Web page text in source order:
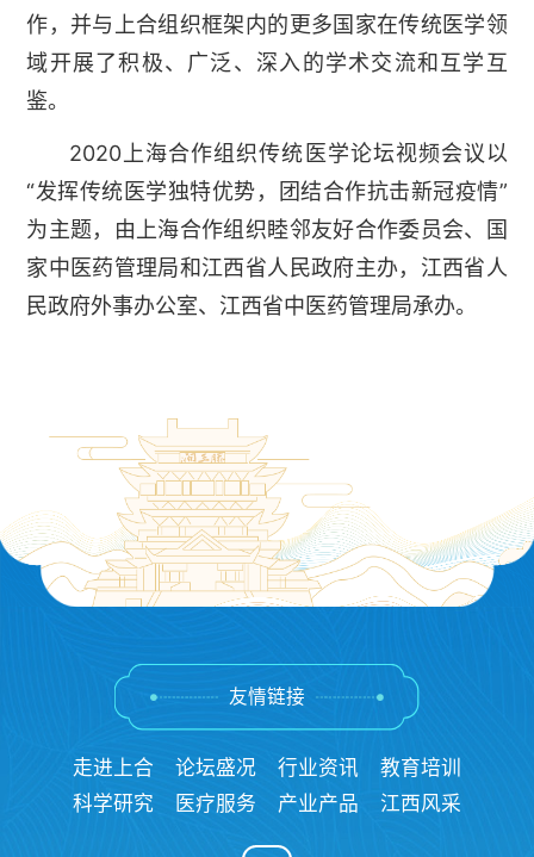
作，并与上合组织框架内的更多国家在传统医学领
域开展了积极、广泛、深入的学术交流和互学互
鉴。
2020上海合作组织传统医学论坛视频会议以
“发挥传统医学独特优势，团结合作抗击新冠疫情”
为主题，由上海合作组织睦邻友好合作委员会、国
家中医药管理局和江西省人民政府主办，江西省人
民政府外事办公室、江西省中医药管理局承办。
友情链接
走进上合 论坛盛况 行业资讯
教育培训
科学研究
医疗服务 产业产品 江西风采